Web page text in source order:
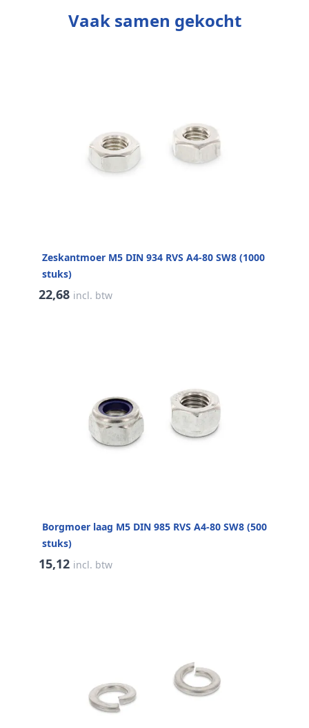
Vaak samen gekocht
Zeskantmoer M5 DIN 934 RVS A4-80 SW8 (1000
stuks)
22,68 incl. btw
Borgmoer laag M5 DIN 985 RVS A4-80 SW8 (500
stuks)
15,12 incl. btw